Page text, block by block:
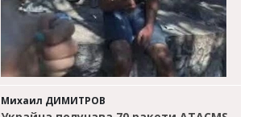
Михаил ДИМИТРОВ